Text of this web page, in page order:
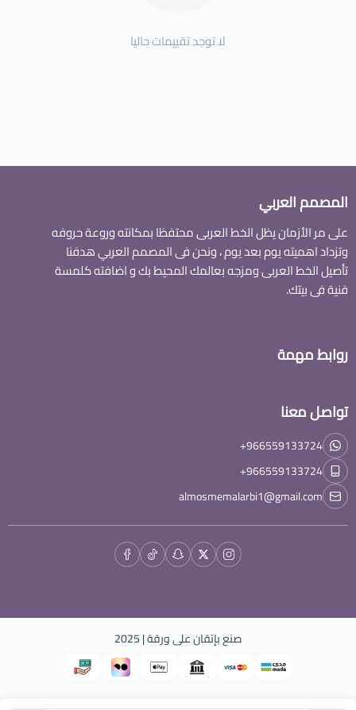
لا توجد تقييمات حاليا
المصمم العربي
على مر الأزمان يظل الخط العربى محتفظا بمكانته وروعة حروفه
وتزداد اهميته يوم بعد يوم ، ونحن فى المصمم العربي هدفنا
تأصيل الخط العربى ومزجه بعالمك المحيط بك و اضافته كلمسة
فنية فى بيتك.
روابط مهمة
تواصل معنا
+966559133724
+966559133724
almosmemalarbi1@gmail.com
صنع بإتقان علىورقة| 2025